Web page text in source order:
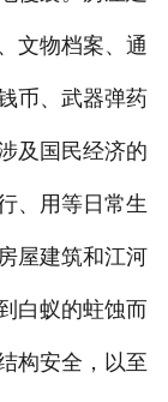
文物档案、通
币、武器弹药
及国民经济的
、用等日常生
屋建筑和江河
白蚁的蛀蚀而
构安全，以至